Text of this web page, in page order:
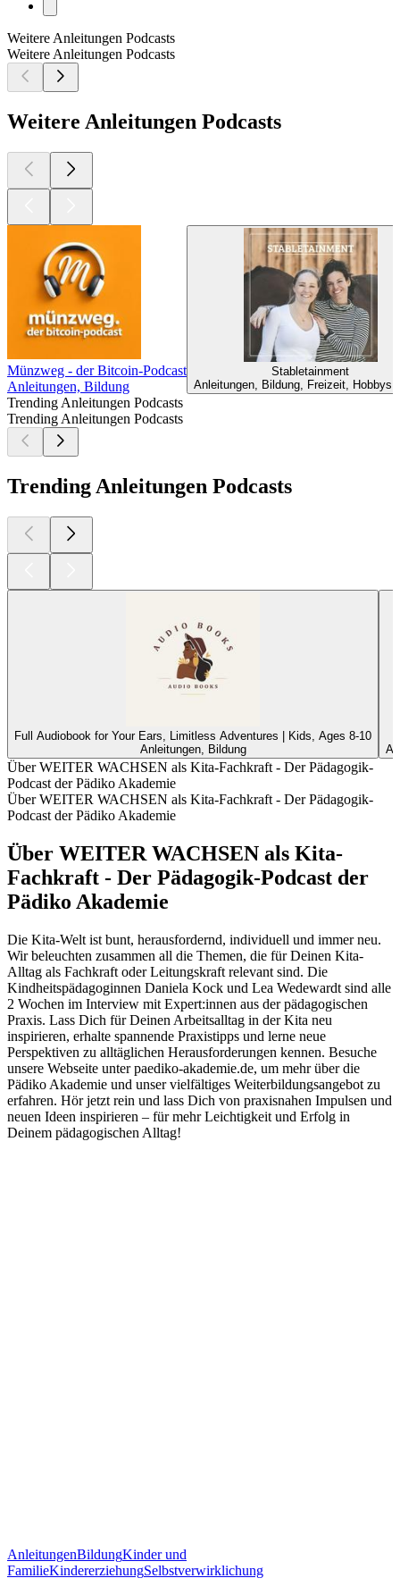
Weitere Anleitungen Podcasts
Weitere Anleitungen Podcasts
Weitere Anleitungen Podcasts
Münzweg - der Bitcoin-Podcast
Anleitungen, Bildung
Stabletainment
Anleitungen, Bildung, Freizeit, Hobbys,
Trending Anleitungen Podcasts
Trending Anleitungen Podcasts
Trending Anleitungen Podcasts
Full Audiobook for Your Ears, Limitless Adventures | Kids, Ages 8-10
Anleitungen, Bildung
Über WEITER WACHSEN als Kita-Fachkraft - Der Pädagogik-
Podcast der Pädiko Akademie
Über WEITER WACHSEN als Kita-Fachkraft - Der Pädagogik-
Podcast der Pädiko Akademie
Über WEITER WACHSEN als Kita-
Fachkraft - Der Pädagogik-Podcast der
Pädiko Akademie
Die Kita-Welt ist bunt, herausfordernd, individuell und immer neu.
Wir beleuchten zusammen all die Themen, die für Deinen Kita-
Alltag als Fachkraft oder Leitungskraft relevant sind. Die
Kindheitspädagoginnen Daniela Kock und Lea Wedewardt sind alle
2 Wochen im Interview mit Expert:innen aus der pädagogischen
Praxis. Lass Dich für Deinen Arbeitsalltag in der Kita neu
inspirieren, erhalte spannende Praxistipps und lerne neue
Perspektiven zu alltäglichen Herausforderungen kennen. Besuche
unsere Webseite unter paediko-akademie.de, um mehr über die
Pädiko Akademie und unser vielfältiges Weiterbildungsangebot zu
erfahren. Hör jetzt rein und lass Dich von praxisnahen Impulsen und
neuen Ideen inspirieren – für mehr Leichtigkeit und Erfolg in
Deinem pädagogischen Alltag!
AnleitungenBildungKinder und
FamilieKindererziehungSelbstverwirklichung